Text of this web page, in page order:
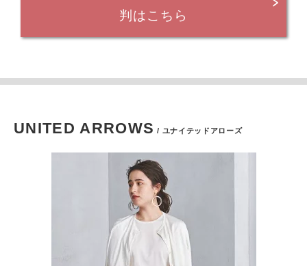
判はこちら
UNITED ARROWS / ユナイテッドアローズ